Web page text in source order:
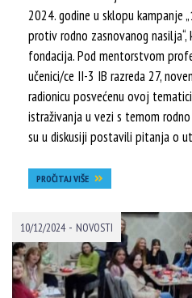
2024. godine u sklopu kampanje
protiv rodno zasnovanog
fondacija. Pod mentorstvom
učenici/ce II-3 IB razreda 27,
radionicu posvećenu ovoj
istraživanja u vezi s temom
su u diskusiji postavili pitanja o
PROČITAJ VIŠE
10/12/2024 - NOVOSTI